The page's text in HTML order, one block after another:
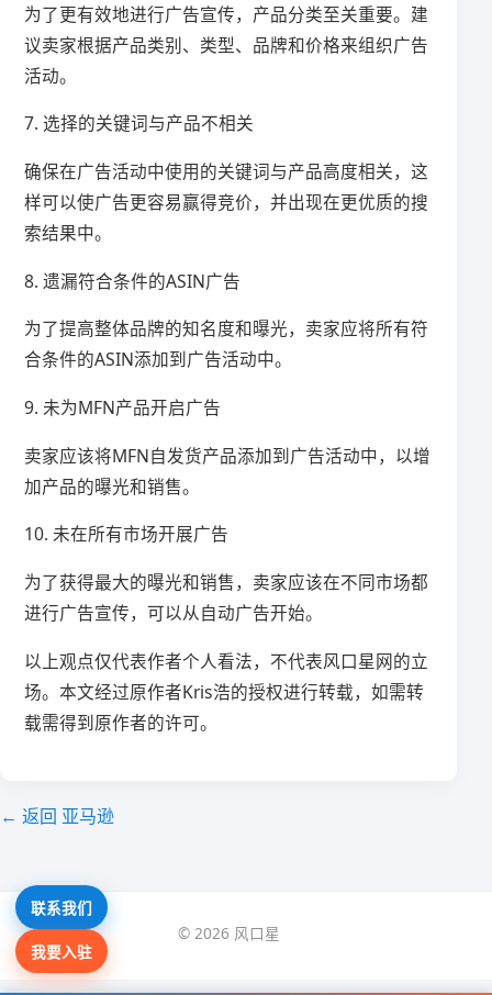
为了更有效地进行广告宣传，产品分类至关重要。建
议卖家根据产品类别、类型、品牌和价格来组织广告
活动。
7. 选择的关键词与产品不相关
确保在广告活动中使用的关键词与产品高度相关，这
样可以使广告更容易赢得竞价，并出现在更优质的搜
索结果中。
8. 遗漏符合条件的ASIN广告
为了提高整体品牌的知名度和曝光，卖家应将所有符
合条件的ASIN添加到广告活动中。
9. 未为MFN产品开启广告
卖家应该将MFN自发货产品添加到广告活动中，以增
加产品的曝光和销售。
10. 未在所有市场开展广告
为了获得最大的曝光和销售，卖家应该在不同市场都
进行广告宣传，可以从自动广告开始。
以上观点仅代表作者个人看法，不代表风口星网的立
场。本文经过原作者Kris浩的授权进行转载，如需转
载需得到原作者的许可。
← 返回 亚马逊
© 2026 风口星
联系我们
我要入驻